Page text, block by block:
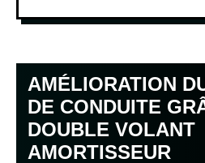
AMÉLIORATION
DE CONDUITE
DOUBLE VOLANT
AMORTISSEUR